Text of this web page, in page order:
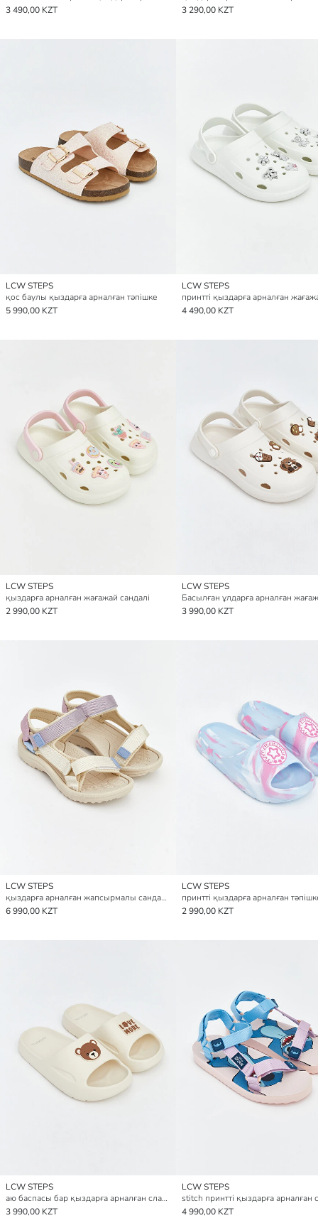
3 490,00 KZT
3 290,00 KZT
LCW STEPS
қос баулы қыздарға арналған тәпішке
5 990,00 KZT
LCW STEPS
4 490,00 KZT
LCW STEPS
қыздарға арналған жағажай сандалі
2 990,00 KZT
LCW STEPS
3 990,00 KZT
LCW STEPS
қыздарға арналған жапсырмалы сандалдар
6 990,00 KZT
LCW STEPS
принтті қыздарға арналған
2 990,00 KZT
LCW STEPS
аю баспасы бар қыздарға арналған слайдер
3 990,00 KZT
LCW STEPS
4 990,00 KZT